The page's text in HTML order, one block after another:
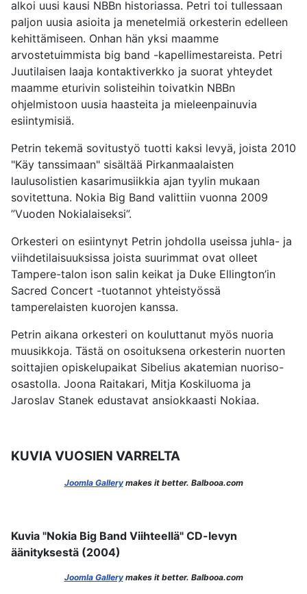
alkoi uusi kausi NBBn historiassa. Petri toi tullessaan
paljon uusia asioita ja menetelmiä orkesterin edelleen
kehittämiseen. Onhan hän yksi maamme
arvostetuimmista big band -kapellimestareista. Petri
Juutilaisen laaja kontaktiverkko ja suorat yhteydet
maamme eturivin solisteihin toivatkin NBBn
ohjelmistoon uusia haasteita ja mieleenpainuvia
esiintymisiä.
Petrin tekemä sovitustyö tuotti kaksi levyä, joista 2010
"Käy tanssimaan" sisältää Pirkanmaalaisten
laulusolistien kasarimusiikkia ajan tyylin mukaan
sovitettuna. Nokia Big Band valittiin vuonna 2009
”Vuoden Nokialaiseksi”.
Orkesteri on esiintynyt Petrin johdolla useissa juhla- ja
viihdetilaisuuksissa joista suurimmat ovat olleet
Tampere-talon ison salin keikat ja Duke Ellington’in
Sacred Concert -tuotannot yhteistyössä
tamperelaisten kuorojen kanssa.
Petrin aikana orkesteri on kouluttanut myös nuoria
muusikkoja. Tästä on osoituksena orkesterin nuorten
soittajien opiskelupaikat Sibelius akatemian nuoriso-
osastolla. Joona Raitakari, Mitja Koskiluoma ja
Jaroslav Stanek edustavat ansiokkaasti Nokiaa.
KUVIA VUOSIEN VARRELTA
Joomla Gallerymakes it better. Balbooa.com
Kuvia "Nokia Big Band Viihteellä" CD-levyn
äänityksestä (2004)
Joomla Gallerymakes it better. Balbooa.com